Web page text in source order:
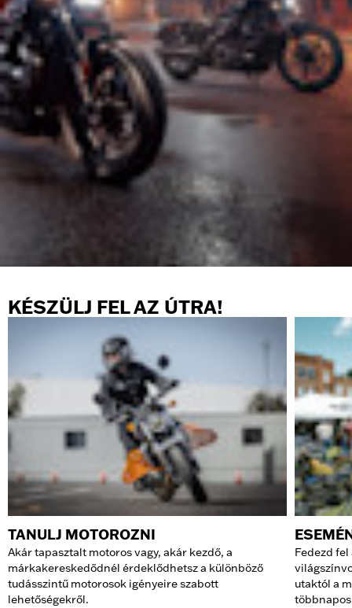
KÉSZÜLJ FEL AZ ÚTRA!
TANULJ MOTOROZNI
Akár tapasztalt motoros vagy, akár kezdő, a
márkakereskedődnél érdeklődhetsz a különböző
tudásszintű motorosok igényeire szabott
lehetőségekről.
Fedezd
utaktól a